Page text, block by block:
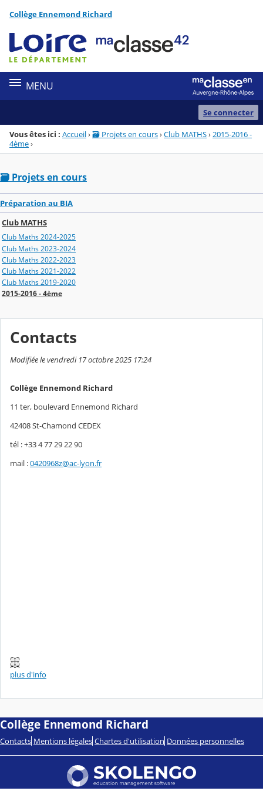
Menu de la rubrique
Contenu
Collège Ennemond Richard
MENU
Se connecter
Vous êtes ici : Accueil›🗃️ Projets en cours›Club MATHS› 2015-2016 -
4ème›
🗃️ Projets en cours
Préparation au BIA
Club MATHS
Club Maths 2024-2025
Club Maths 2023-2024
Club Maths 2022-2023
Club Maths 2021-2022
Club Maths 2019-2020
2015-2016 - 4ème
Contacts
Modifiée le vendredi 17 octobre 2025 17:24
Collège Ennemond Richard
11 ter, boulevard Ennemond Richard
42408 St-Chamond CEDEX
tél : +33 4 77 29 22 90
mail :0420968z@ac-lyon.fr
plus d'info
Collège Ennemond Richard
Contacts Mentions légales Chartes d'utilisation Données personnelles